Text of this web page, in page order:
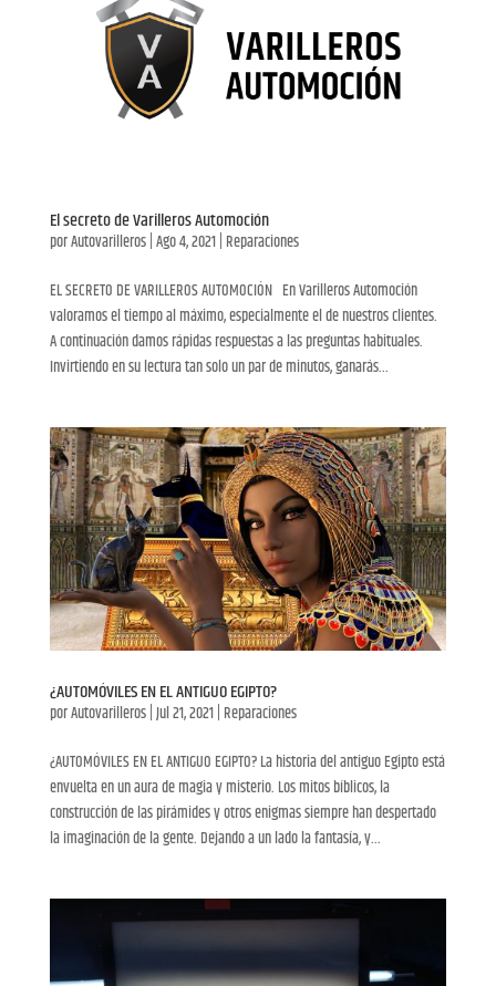
El secreto de Varilleros Automoción
porAutovarilleros|Ago 4, 2021| Reparaciones
EL SECRETO DE VARILLEROS AUTOMOCIÓN En Varilleros Automoción
valoramos el tiempo al máximo, especialmente el de nuestros clientes.
A continuación damos rápidas respuestas a las preguntas habituales.
Invirtiendo en su lectura tan solo un par de minutos, ganarás...
¿AUTOMÓVILES EN EL ANTIGUO EGIPTO?
porAutovarilleros| Jul 21, 2021| Reparaciones
¿AUTOMÓVILES EN EL ANTIGUO EGIPTO? La historia del antiguo Egipto está
envuelta en un aura de magia y misterio. Los mitos bíblicos, la
construcción de las pirámides y otros enigmas siempre han despertado
la imaginación de la gente. Dejando a un lado la fantasía, y...